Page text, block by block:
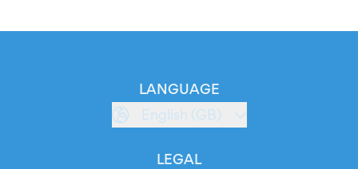
LANGUAGE
English (GB)
LEGAL